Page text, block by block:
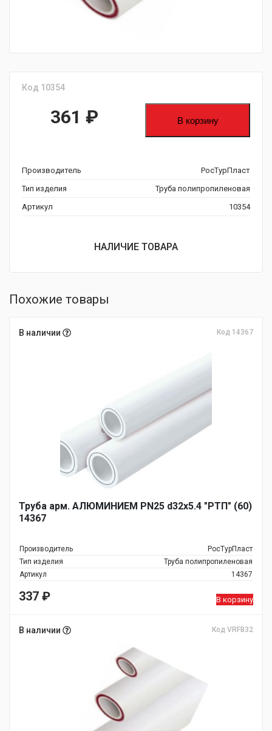
Код 10354
361 ₽ В корзину
Производитель
РосТурПласт
Тип изделия
Труба полипропиленовая
Артикул
10354
НАЛИЧИЕ ТОВАРА
Похожие товары
В наличии Код 14367
Труба арм. АЛЮМИНИЕМ PN25 d32х5.4 "РТП" (60)
14367
Производитель
РосТурПласт
Тип изделия
Труба полипропиленовая
Артикул
14367
337 ₽ В корзину
В наличии Код VRFB32